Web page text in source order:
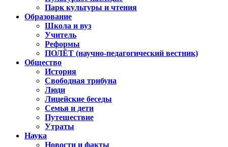
Парк культуры и чтения
Образование
Школа и вуз
Учитель
Реформы
ПОЛЁТ (научно-педагогический вестник)
Общество
История
Свободная трибуна
Люди
Лицейские беседы
Семья и дети
Путешествие
Утраты
Наука
Новости и факты